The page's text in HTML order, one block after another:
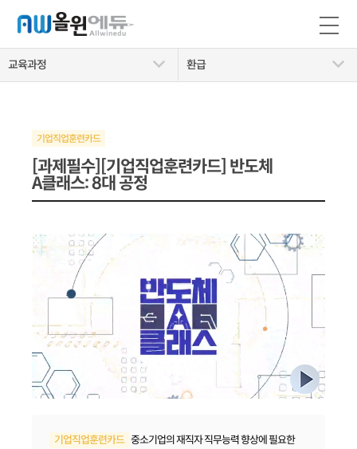
교육과정 환급
[과제필수][기업직업훈련카드] 반도체
A클래스: 8대 공정
중소기업의 재직자 직무능력 향상에 필요한